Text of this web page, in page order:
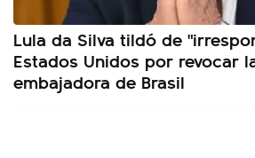
Lula da Silva tildó de
Estados Unidos por revocar
embajadora de Brasil